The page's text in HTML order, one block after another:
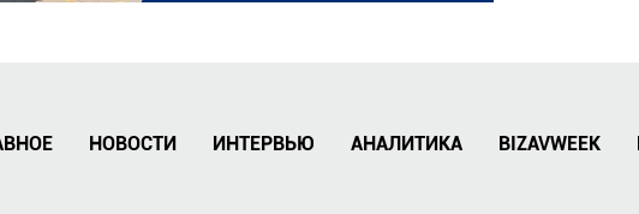
НОВОСТИ ИНТЕРВЬЮ АНАЛИТИКА BIZAVWEEK